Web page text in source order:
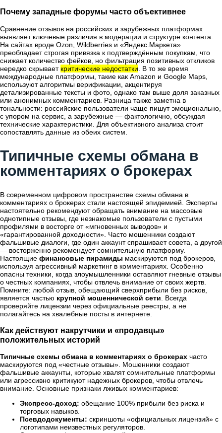
Почему западные форумы часто объективнее
Сравнение отзывов на российских и зарубежных платформах
выявляет ключевые различия в модерации и структуре контента.
На сайтах вроде Ozon, Wildberries и «Яндекс.Маркета»
преобладает строгая привязка к подтверждённым покупкам, что
снижает количество фейков, но фильтрация позитивных откликов
нередко скрывает критические недостатки . В то же время
международные платформы, такие как Amazon и Google Maps,
используют алгоритмы верификации, акцентируя
детализированные тексты и фото, однако там выше доля заказных
или анонимных комментариев. Разница также заметна в
тональности: российские пользователи чаще пишут эмоционально,
с упором на сервис, а зарубежные — фактологично, обсуждая
технические характеристики. Для объективного анализа стоит
сопоставлять данные из обеих систем.
Типичные схемы обмана в
комментариях о брокерах
В современном цифровом пространстве схемы обмана в
комментариях о брокерах стали настоящей эпидемией. Эксперты
настоятельно рекомендуют обращать внимание на массовые
однотипные отзывы, где незнакомые пользователи с пустыми
профилями в восторге от «мгновенных выводов» и
«гарантированной доходности». Часто мошенники создают
фальшивые диалоги, где один аккаунт спрашивает совета, а другой
— восторженно рекомендует сомнительную платформу.
Настоящие финансовые пирамиды маскируются под брокеров,
используя агрессивный маркетинг в комментариях. Особенно
опасны техники, когда злоумышленники оставляют гневные отзывы
о честных компаниях, чтобы отвлечь внимание от своих жертв.
Помните: любой отзыв, обещающий сверхприбыли без рисков,
является частью крупной мошеннической сети . Всегда
проверяйте лицензии через официальные реестры, а не
полагайтесь на хвалебные посты в интернете.
Как действуют накрутчики и «продавцы»
положительных историй
Типичные схемы обмана в комментариях о брокерах часто
маскируются под «честные отзывы». Мошенники создают
фальшивые аккаунты, которые хвалят сомнительные платформы
или агрессивно критикуют надежных брокеров, чтобы отвлечь
внимание. Основные признаки лживых комментариев:
Экспресс-доход: обещание 100% прибыли без риска и
торговых навыков.
Псевдодокументы: скриншоты «официальных лицензий» с
логотипами неизвестных регуляторов.